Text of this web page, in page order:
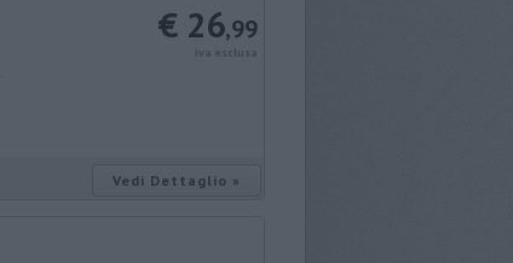
€ 26,99
iva esclusa
Vedi Dettaglio »